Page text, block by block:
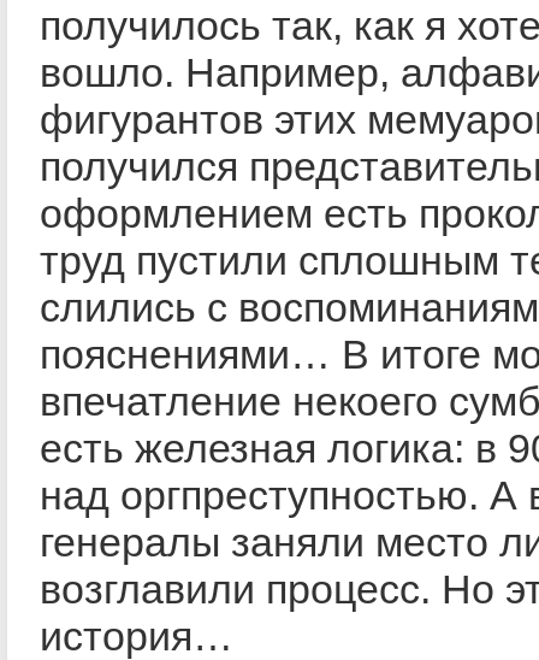
получилось так, как я
вошло. Например,
фигурантов этих
получился
оформлением есть
труд пустили сплошным
слились с
пояснениями… В итоге
впечатление некоего
есть железная логика: в
над оргпреступностью.
генералы заняли место
возглавили процесс. Но
история…